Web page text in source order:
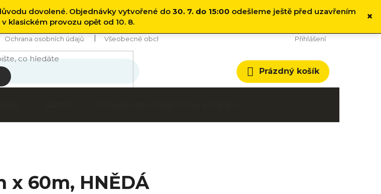
dovolené. Objednávky vytvořené do 30. 7. do 15:00 odešleme ještě před uzavřením
klasickém provozu opět od 10. 8.
×
Ochrana osobních údajů Všeobecné obchodní podmínky Přihlášení
Nákupní
košík
Prázdný košík
x 60m, HNĚDÁ